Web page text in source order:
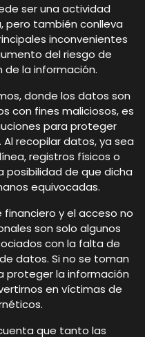
ser una actividad
pero también conlleva
inconvenientes
del riesgo de
la información.
donde los datos son
con fines maliciosos, es
para proteger
recopilar datos, ya sea
registros físicos o
posibilidad de que dicha
equivocadas.
financiero y el acceso no
son solo algunos
con la falta de
datos. Si no se toman
proteger la información
en víctimas de
que tanto las